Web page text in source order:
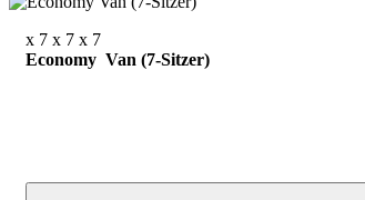
x 7 x 7 x 7
Economy Van (7-Sitzer)